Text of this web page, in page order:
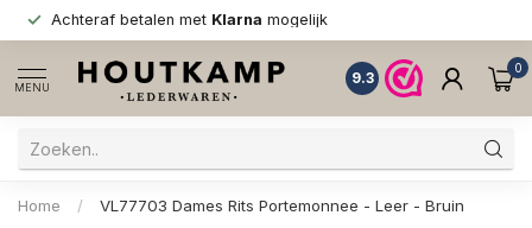
Achteraf betalen met Klarna mogelijk
MENU
9.3
0
Home / VL77703 Dames Rits Portemonnee - Leer - Bruin